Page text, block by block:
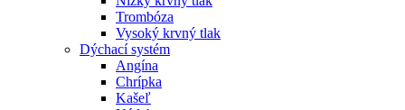
Trombóza
Vysoký krvný tlak
Dýchací systém
Angína
Chrípka
Kašeľ